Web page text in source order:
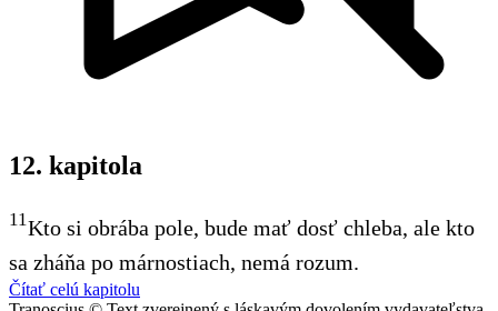
12. kapitola
11Kto si obrába pole, bude mať dosť chleba, ale kto
sa zháňa po márnostiach, nemá rozum.
Čítať celú kapitolu